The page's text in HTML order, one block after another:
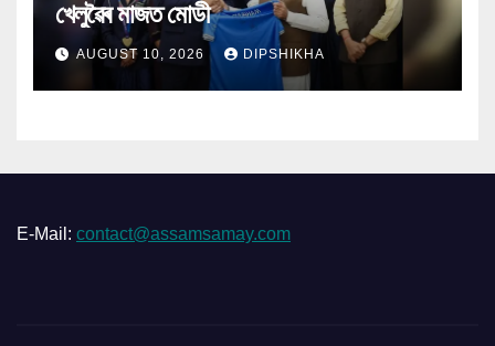
খেলুৱৈৰ মাজত মোডী
AUGUST 10, 2026 DIPSHIKHA
E-Mail: contact@assamsamay.com